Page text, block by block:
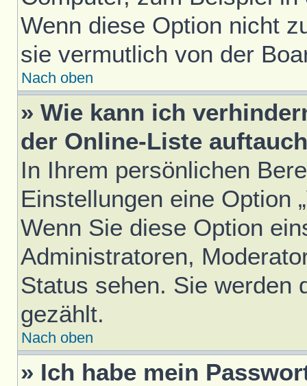
Wenn diese Option nicht
sie vermutlich von der
Nach oben
» Wie kann ich
der Online-Liste
In Ihrem persönlichen
Einstellungen eine Option
Wenn Sie diese Option
Administratoren,
Status sehen. Sie werden
gezählt.
Nach oben
» Ich habe mein